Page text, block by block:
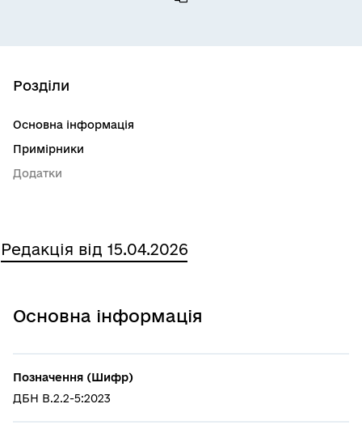
Редакція від 15.04.2026
Основна інформація
Позначення (Шифр)
ДБН В.2.2-5:2023
Розділи
Основна інформація
Примірники
Додатки